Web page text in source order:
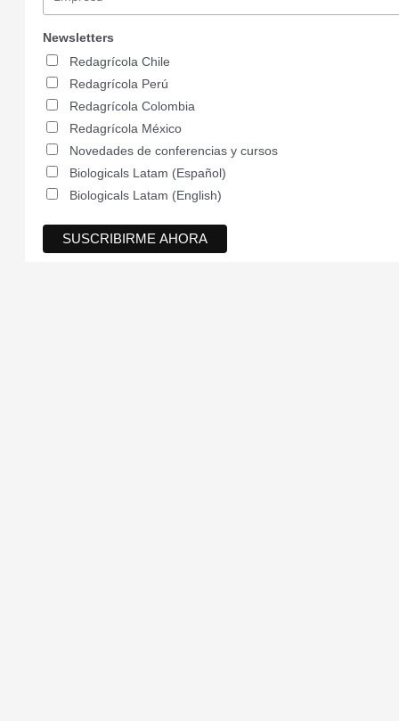
Newsletters
Redagrícola Chile
Redagrícola Perú
Redagrícola Colombia
Redagrícola México
Novedades de conferencias y cursos
Biologicals Latam (Español)
Biologicals Latam (English)